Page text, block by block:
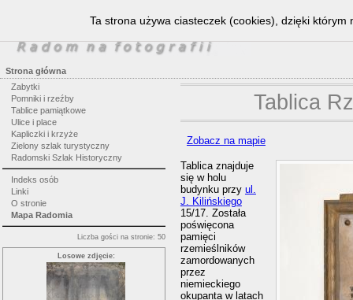
Strona główna
Zabytki
Pomniki i rzeźby
Tablice pamiątkowe
Ulice i place
Kapliczki i krzyże
Zielony szlak turystyczny
Radomski Szlak Historyczny
Indeks osób
Linki
O stronie
Mapa Radomia
Liczba gości na stronie: 50
Losowe zdjęcie:
Tablica
Zobacz na mapie
Tablica znajduje
się w holu
budynku przy ul.
J. Kilińskiego
15/17. Została
poświęcona
pamięci
rzemieślników
zamordowanych
przez
niemieckiego
okupanta w latach
Ta strona używa ciasteczek (cookies), dzięki którym